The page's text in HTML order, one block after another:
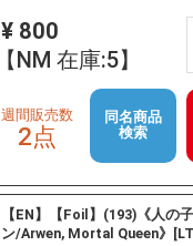
¥ 800
【NM 在庫:5】
週間販売数
2点
同名商品
検索
【EN】【Foil】(193)《人の
ン/Arwen, Mortal Queen》